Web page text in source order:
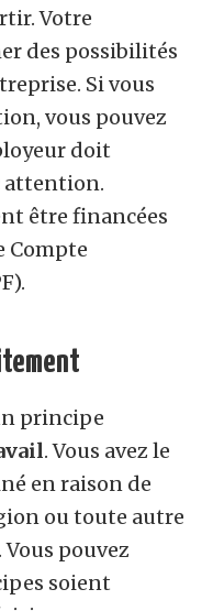
Votre
des possibilités
Si vous
vous pouvez
doit
attention.
être financées
Compte
principe
. Vous avez le
en raison de
ou toute autre
pouvez
soient